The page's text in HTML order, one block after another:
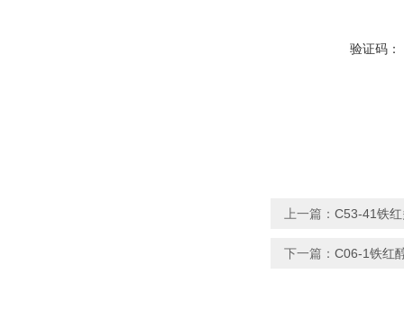
验证码：
上一篇： C53-41铁
下一篇： C06-1铁红